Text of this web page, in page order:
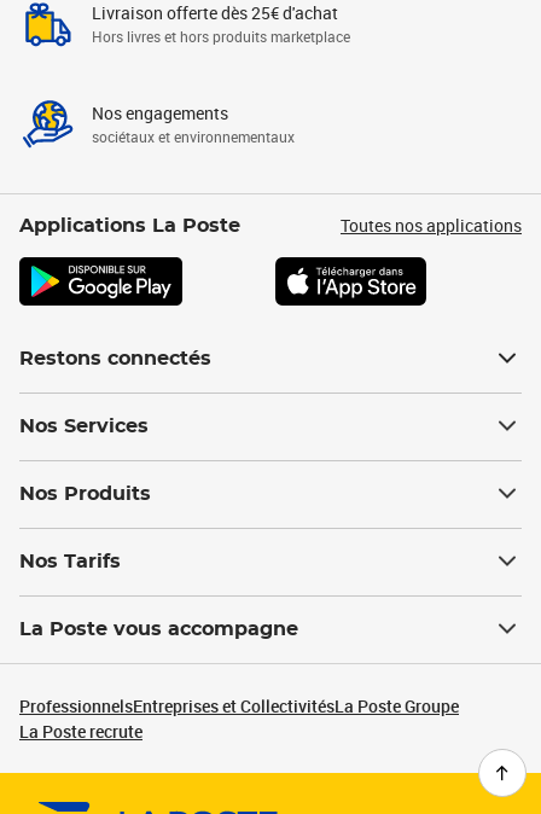
Livraison offerte dès 25€ d'achat
Hors livres et hors produits marketplace
Nos engagements
sociétaux et environnementaux
Applications La Poste Toutes nos applications
Restons connectés
Nos Services
Nos Produits
Nos Tarifs
La Poste vous accompagne
ProfessionnelsEntreprises et CollectivitésLa Poste Groupe
La Poste recrute